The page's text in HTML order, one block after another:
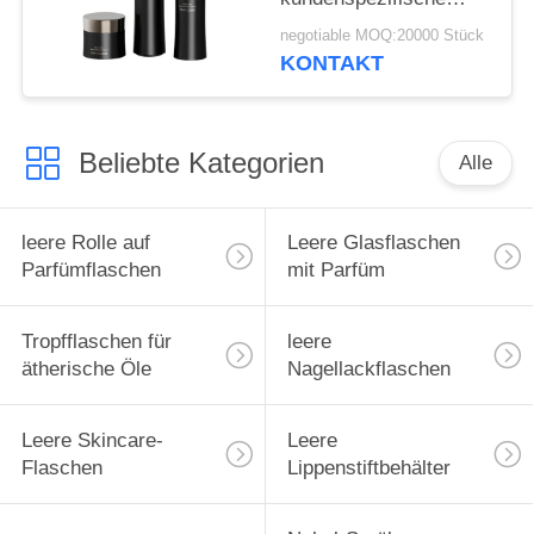
undurchsichtige PETG-
Flaschen,
negotiable MOQ:20000 Stück
KONTAKT
Beliebte Kategorien Alle
leere Rolle auf
Parfümflaschen
Leere Glasflaschen
mit Parfüm
Tropfflaschen für
ätherische Öle
leere
Nagellackflaschen
Leere Skincare-
Flaschen
Leere
Lippenstiftbehälter